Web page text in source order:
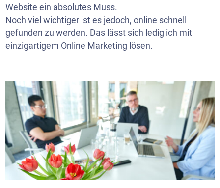
Website ein absolutes Muss.
Noch viel wichtiger ist es jedoch, online schnell
gefunden zu werden. Das lässt sich lediglich mit
einzigartigem Online Marketing lösen.